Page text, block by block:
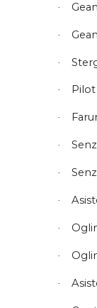
·
·
·
·
·
·
·
·
·
·
·